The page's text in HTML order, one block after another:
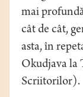
mai
cât de cât,
asta, în
Okudjava la
Scriitorilor).